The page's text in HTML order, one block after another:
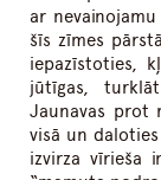
ar
šīs zīmes
iepazīstoties,
jūtīgas,
Jaunavas prot
visā un
izvirza vīrieša